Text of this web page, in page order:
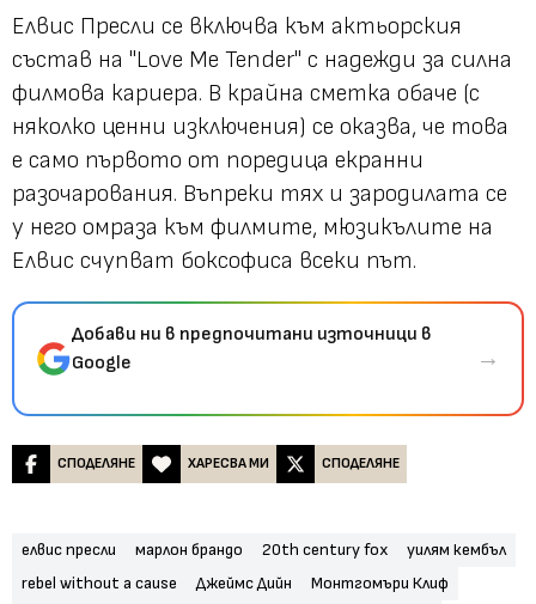
Елвис Пресли се включва към актьорския
състав на "Love Me Tender" с надежди за силна
филмова кариера. В крайна сметка обаче (с
няколко ценни изключения) се оказва, че това
е само първото от поредица екранни
разочарования. Въпреки тях и зародилата се
у него омраза към филмите, мюзикълите на
Елвис счупват боксофиса всеки път.
Добави ни в предпочитани източници в
Google
→
СПОДЕЛЯНЕ ХАРЕСВА МИ СПОДЕЛЯНЕ
елвис пресли марлон брандо 20th century fox
уилям кембъл
rebel without a cause
Джеймс Дийн
Монтгомъри Клиф